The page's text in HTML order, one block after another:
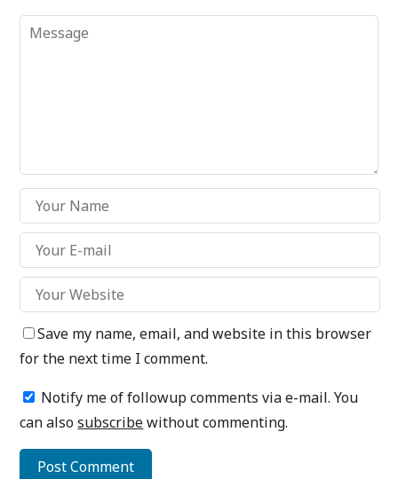
Save my name, email, and website in this browser
for the next time I comment.
Notify me of followup comments via e-mail. You
can alsosubscribewithout commenting.